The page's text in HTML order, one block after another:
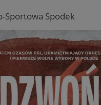
Sportowa Spodek